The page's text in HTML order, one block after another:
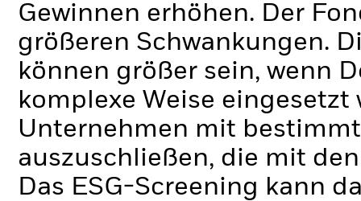
Gewinnen erhöhen. Der
größeren Schwankungen.
können größer sein, wenn
komplexe Weise eingesetzt
Unternehmen mit
auszuschließen, die mit
Das ESG-Screening kann